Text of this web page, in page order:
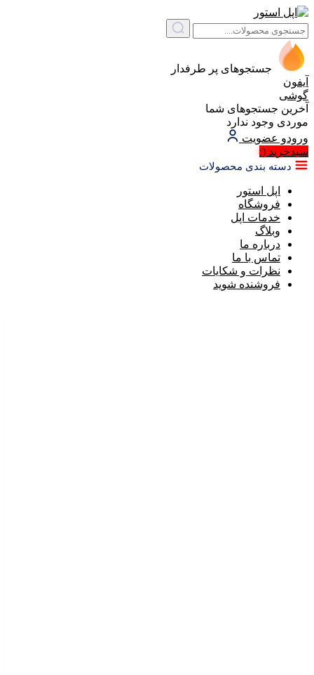
جستجوهای پر طرفدار
آیفون
گوشی
آخرین جستجوهای شما
موردی وجود ندارد
ورودو عضویت
سبد‌خرید (:
دسته بندی محصولات
اپل استور
فروشگاه
خدمات اپل
وبلاگ
درباره ما
تماس با ما
نظرات و شکایات
فروشنده شوید